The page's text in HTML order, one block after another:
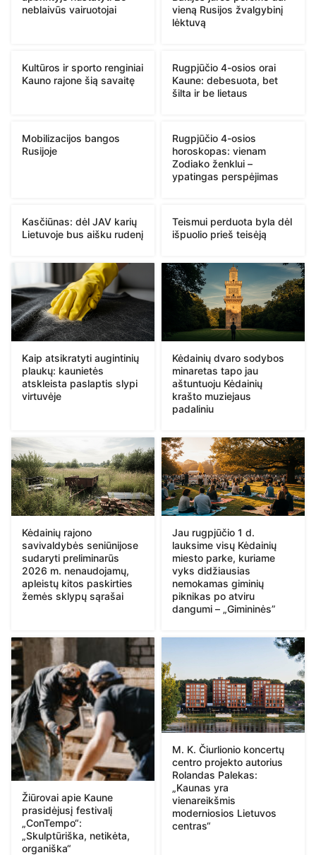
neblaivūs vairuotojai
vieną Rusijos žvalgybinį
lėktuvą
Kultūros ir sporto renginiai
Kauno rajone šią savaitę
Rugpjūčio 4-osios orai
Kaune: debesuota, bet
šilta ir be lietaus
Mobilizacijos bangos
Rusijoje
Rugpjūčio 4-osios
horoskopas: vienam
Zodiako ženklui –
ypatingas perspėjimas
Kasčiūnas: dėl JAV karių
Lietuvoje bus aišku rudenį
Teismui perduota byla dėl
išpuolio prieš teisėją
Kaip atsikratyti augintinių
plaukų: kaunietės
atskleista paslaptis slypi
virtuvėje
Kėdainių dvaro sodybos
minaretas tapo jau
aštuntuoju Kėdainių
krašto muziejaus
padaliniu
Kėdainių rajono
savivaldybės seniūnijose
sudaryti preliminarūs
2026 m. nenaudojamų,
apleistų kitos paskirties
žemės sklypų sąrašai
Jau rugpjūčio 1 d.
lauksime visų Kėdainių
miesto parke, kuriame
vyks didžiausias
nemokamas giminių
piknikas po atviru
dangumi – „Gimininės”
Žiūrovai apie Kaune
prasidėjusį festivalį
„ConTempo“:
„Skulptūriška, netikėta,
organiška“
M. K. Čiurlionio koncertų
centro projekto autorius
Rolandas Palekas:
„Kaunas yra
vienareikšmis
moderniosios Lietuvos
centras“